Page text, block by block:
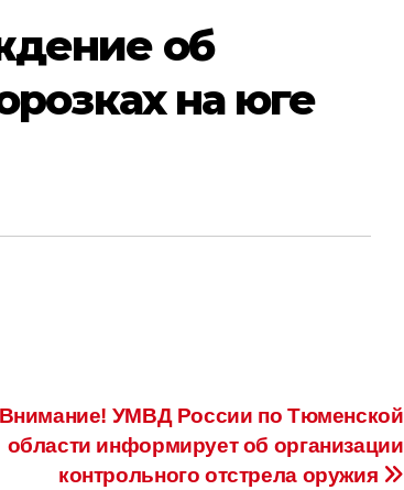
об
на юге
Внимание! УМВД России по Тюменской
области информирует об организации
контрольного отстрела оружия